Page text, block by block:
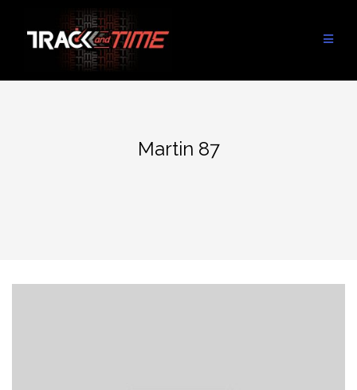
contenu
Martin 87